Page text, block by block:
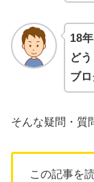
18
ど
ブ
そんな疑問・質
この記事を